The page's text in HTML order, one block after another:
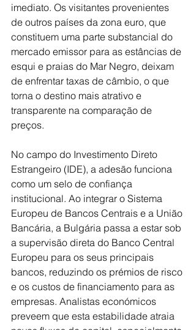
imediato. Os visitantes provenientes
de outros países da zona euro, que
constituem uma parte substancial do
mercado emissor para as estâncias de
esqui e praias do Mar Negro, deixam
de enfrentar taxas de câmbio, o que
torna o destino mais atrativo e
transparente na comparação de
preços.
No campo do Investimento Direto
Estrangeiro (IDE), a adesão funciona
como um selo de confiança
institucional. Ao integrar o Sistema
Europeu de Bancos Centrais e a União
Bancária, a Bulgária passa a estar sob
a supervisão direta do Banco Central
Europeu para os seus principais
bancos, reduzindo os prémios de risco
e os custos de financiamento para as
empresas. Analistas económicos
preveem que esta estabilidade atraia